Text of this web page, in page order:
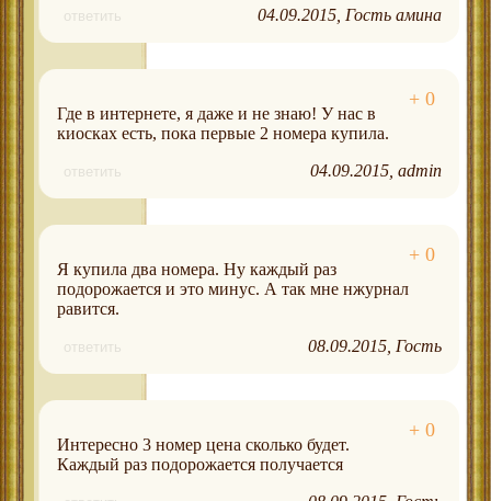
ответить 04.09.2015 Гость амина
Где в интернете, я даже и не знаю! У нас в
киосках есть, пока первые 2 номера купила.
ответить 04.09.2015 admin
Я купила два номера. Ну каждый раз
подорожается и это минус. А так мне нжурнал
равится.
ответить 08.09.2015 Гость
Интересно 3 номер цена сколько будет.
Каждый раз подорожается получается